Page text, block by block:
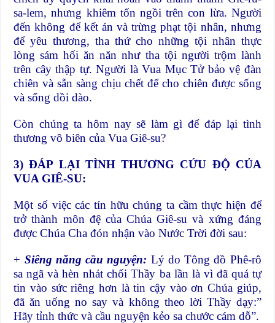
sa-lem, nhưng khiêm tốn ngồi trên con lừa. Người
đến không để kết án và trừng phạt tội nhân, nhưng
để yêu thương, tha thứ cho những tội nhân thực
lòng sám hối ăn năn như tha tội người trộm lành
trên cây thập tự. Người là Vua Mục Tử bảo vệ đàn
chiên và sẵn sàng chịu chết để cho chiên được sống
và sống dồi dào.
Còn chúng ta hôm nay sẽ làm gì để đáp lại tình
thương vô biên của Vua Giê-su?
3) ĐÁP LẠI TÌNH THƯƠNG CỨU ĐỘ CỦA
VUA GIÊ-SU:
Một số việc các tín hữu chúng ta cầm thực hiện để
trở thành môn đệ của Chúa Giê-su và xứng đáng
được Chúa Cha đón nhận vào Nước Trời đời sau:
+ Siêng năng cầu nguyện: Lý do Tông đồ Phê-rô
sa ngã và hèn nhát chối Thầy ba lần là vì đã quá tự
tin vào sức riêng hơn là tin cậy vào ơn Chúa giúp,
đã ăn uống no say và không theo lời Thầy dạy:”
Hãy tỉnh thức và cầu nguyện kẻo sa chước cám dỗ”.